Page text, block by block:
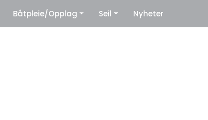
Leverandører
Båtpleie/Opplag Seil Nyheter